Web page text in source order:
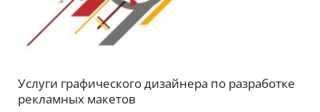
Услуги графического дизайнера по разработке
рекламных макетов